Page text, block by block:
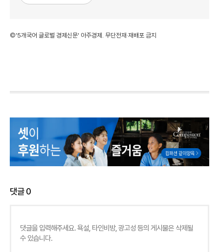
©'5개국어 글로벌 경제신문' 아주경제. 무단전재·재배포 금지
댓글0